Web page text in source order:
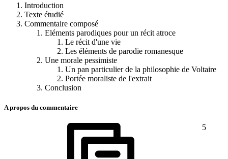
Introduction
Texte étudié
Commentaire composé
Eléments parodiques pour un récit atroce
Le récit d'une vie
Les éléments de parodie romanesque
Une morale pessimiste
Un pan particulier de la philosophie de Voltaire
Portée moraliste de l'extrait
Conclusion
A propos du commentaire
5